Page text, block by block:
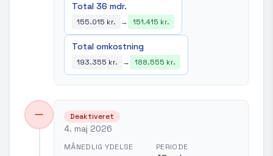
Total 36 mdr.
155.015 kr. → 151.415 kr.
Total omkostning
193.355 kr. → 188.555 kr.
Deaktiveret
4. maj 2026
MÅNEDLIG YDELSE PERIODE